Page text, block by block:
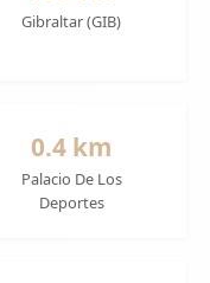
Gibraltar (GIB)
0.4 km
Palacio De Los
Deportes